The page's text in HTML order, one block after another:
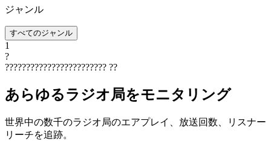
ジャンル
すべてのジャンル
1
?
???????????????????????? ??
あらゆるラジオ局をモニタリング
世界中の数千のラジオ局のエアプレイ、放送回数、リスナー
リーチを追跡。